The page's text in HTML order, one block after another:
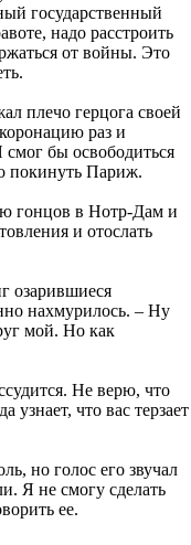
государственный
надо расстроить
от войны. Это
плечо герцога своей
раз и
бы освободиться
покинуть Париж.
гонцов в Нотр-Дам и
и отослать
озарившиеся
нахмурилось. – Ну
мой. Но как
Не верю, что
узнает, что вас терзает
но голос его звучал
Я не смогу сделать
ее.